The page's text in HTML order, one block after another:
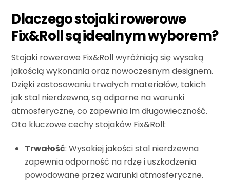
Dlaczego stojaki rowerowe
Fix&Roll są idealnym wyborem?
Stojaki rowerowe Fix&Roll wyróżniają się wysoką
jakością wykonania oraz nowoczesnym designem.
Dzięki zastosowaniu trwałych materiałów, takich
jak stal nierdzewna, są odporne na warunki
atmosferyczne, co zapewnia im długowieczność.
Oto kluczowe cechy stojaków Fix&Roll:
Trwałość: Wysokiej jakości stal nierdzewna
zapewnia odporność na rdzę i uszkodzenia
powodowane przez warunki atmosferyczne.